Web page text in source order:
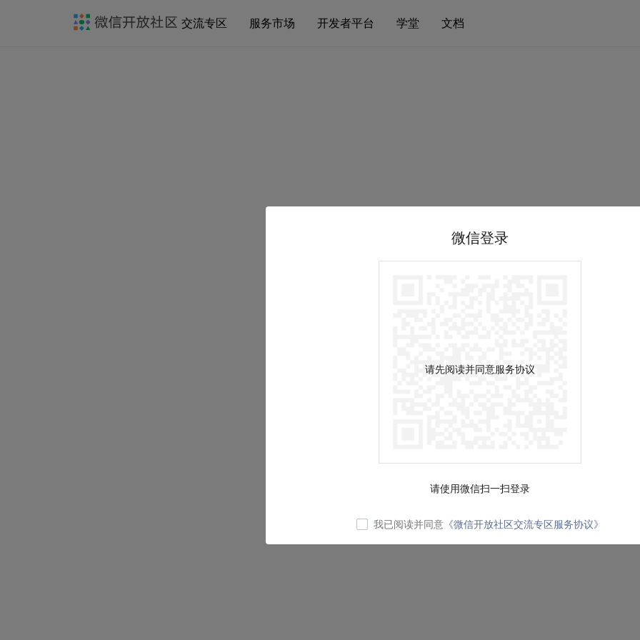
交流专区 服务市场 开发者平台 学堂 文档
微信登录
请先阅读并同意服务协议
请使用微信扫一扫登录
我已阅读并同意 《微信开放社区交流专区服务协议》